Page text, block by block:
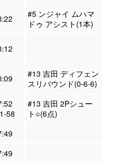
#5 ンジャイ ムハマ
ドゥ アシスト(1本)
#13 吉田 ディフェン
スリバウンド(0-6-6)
58
#13 吉田 2Pシュー
ト○(6点)